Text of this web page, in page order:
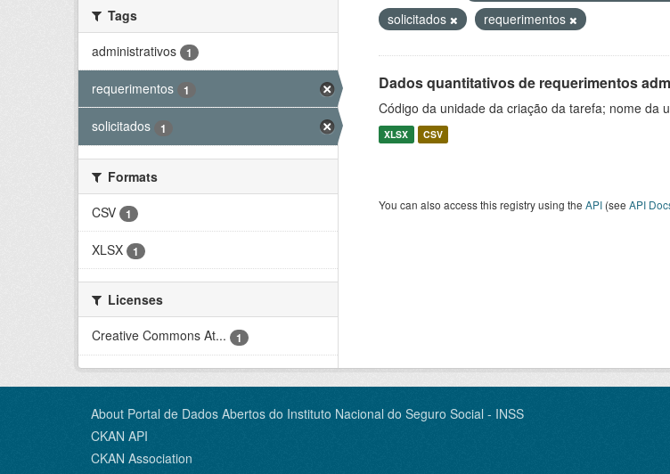
Tags
administrativos
1
requerimentos 1
solicitados 1
Formats
CSV
1
XLSX 1
Licenses
Creative Commons At...
1
solicitados
requerimentos
Dados quantitativos de requerimentos
Código da unidade da criação da tarefa; nome da
XLSX CSV
You can also access this registry using the API (see API
About Portal de Dados Abertos do Instituto Nacional do Seguro Social - INSS
CKAN API
CKAN Association